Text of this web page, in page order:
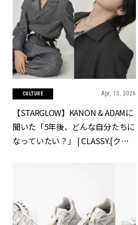
CULTURE Apr, 15, 2026
【STARGLOW】KANON & ADAMに
聞いた「5年後、どんな自分たちに
なっていたい？」 | CLASSY.[クラ